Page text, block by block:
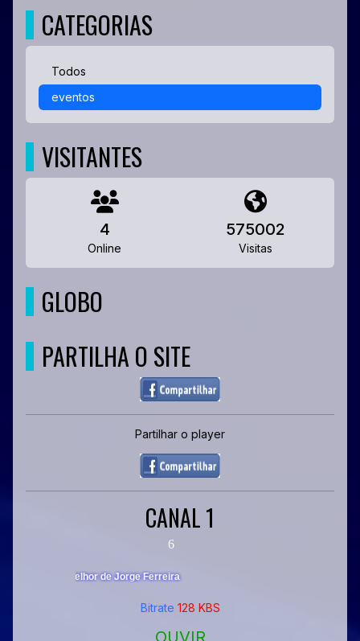
CATEGORIAS
Todos
eventos
VISITANTES
4
Online
575002
Visitas
GLOBO
PARTILHA O SITE
Partilhar o player
CANAL 1
Bitrate 128 KBS